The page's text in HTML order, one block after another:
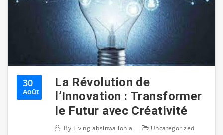
30
Août
La Révolution de
l’Innovation : Transformer
le Futur avec Créativité
By Livinglabsinwallonia Uncategorized